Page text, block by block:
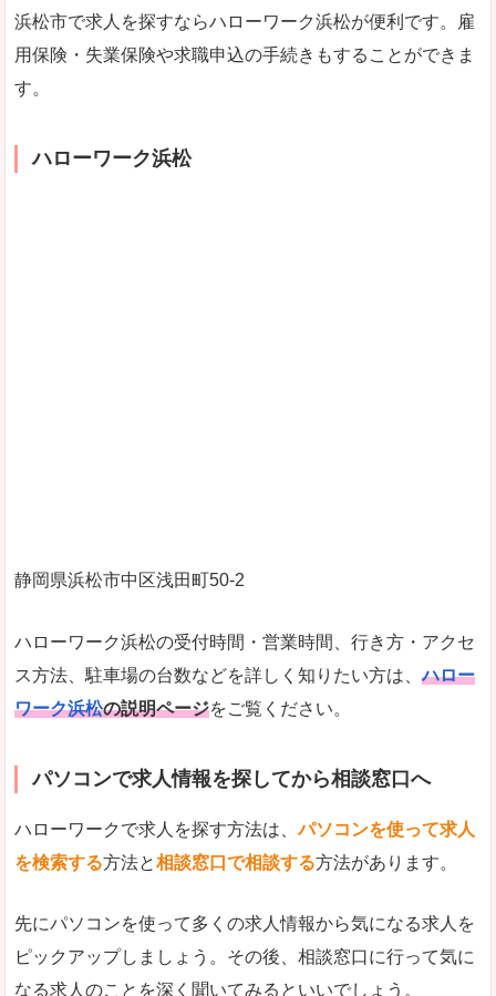
浜松市で求人を探すならハローワーク浜松が便利です。雇
用保険・失業保険や求職申込の手続きもすることができま
す。
ハローワーク浜松
静岡県浜松市中区浅田町50-2
ハローワーク浜松の受付時間・営業時間、行き方・アクセ
ス方法、駐車場の台数などを詳しく知りたい方は、ハロー
ワーク浜松の説明ページをご覧ください。
パソコンで求人情報を探してから相談窓口へ
ハローワークで求人を探す方法は、パソコンを使って求人
を検索する方法と相談窓口で相談する方法があります。
先にパソコンを使って多くの求人情報から気になる求人を
ピックアップしましょう。その後、相談窓口に行って気に
なる求人のことを深く聞いてみるといいでしょう。